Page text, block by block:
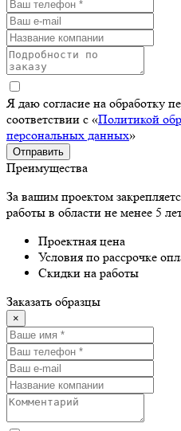
Я даю согласие на обработку
соответствии с «Политикой
персональных данных»
Отправить
Преимущества
За вашим проектом
работы в области не менее 5
Проектная цена
Условия по рассрочке
Скидки на работы
Заказать образцы
×